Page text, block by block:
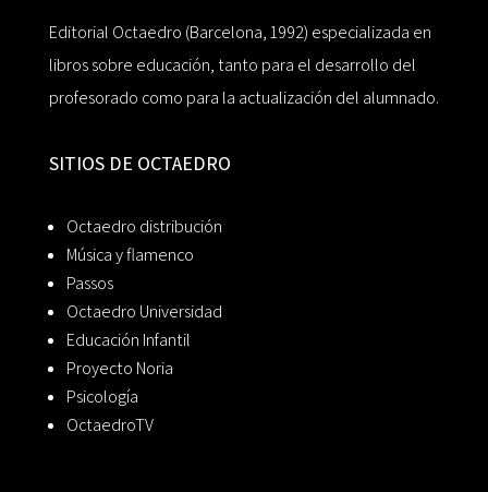
Editorial Octaedro (Barcelona, 1992) especializada en
libros sobre educación, tanto para el desarrollo del
profesorado como para la actualización del alumnado.
SITIOS DE OCTAEDRO
Octaedro distribución
Música y flamenco
Passos
Octaedro Universidad
Educación Infantil
Proyecto Noria
Psicología
OctaedroTV